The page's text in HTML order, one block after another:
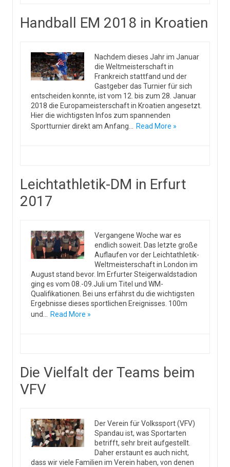
Handball EM 2018 in Kroatien
Nachdem dieses Jahr im Januar
die Weltmeisterschaft in
Frankreich stattfand und der
Gastgeber das Turnier für sich
entscheiden konnte, ist vom 12. bis zum 28. Januar
2018 die Europameisterschaft in Kroatien angesetzt.
Hier die wichtigsten Infos zum spannenden
Sportturnier direkt am Anfang…
Read More »
Leichtathletik-DM in Erfurt
2017
Vergangene Woche war es
endlich soweit. Das letzte große
Auflaufen vor der Leichtathletik-
Weltmeisterschaft in London im
August stand bevor. Im Erfurter Steigerwaldstadion
ging es vom 08.-09.Juli um Titel und WM-
Qualifikationen. Bei uns erfährst du die wichtigsten
Ergebnisse dieses sportlichen Ereignisses. 100m
und…
Read More »
Die Vielfalt der Teams beim
VFV
Der Verein für Volkssport (VFV)
Spandau ist, was Sportarten
betrifft, sehr breit aufgestellt.
Daher erstaunt es auch nicht,
dass wir viele Familien im Verein haben, von denen